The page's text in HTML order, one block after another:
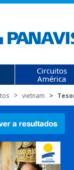
Circuitos
América
vietnam